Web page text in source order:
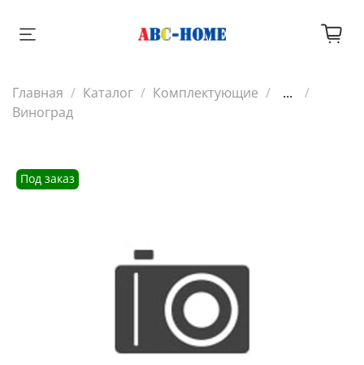
Главная Каталог Комплектующие
...
Виноград
Под заказ